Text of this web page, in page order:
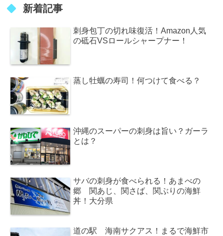
新着記事
刺身包丁の切れ味復活！Amazon人気
の砥石VSロールシャープナー！
蒸し牡蠣の寿司！何つけて食べる？
沖縄のスーパーの刺身は旨い？ガーラ
とは？
サバの刺身が食べられる！あまべの
郷 関あじ、関さば、関ぶりの海鮮
丼！大分県
道の駅 海南サクアス！まるで海鮮市